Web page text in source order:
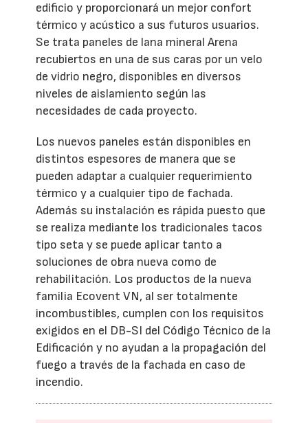
edificio y proporcionará un mejor confort
térmico y acústico a sus futuros usuarios.
Se trata paneles de lana mineral Arena
recubiertos en una de sus caras por un velo
de vidrio negro, disponibles en diversos
niveles de aislamiento según las
necesidades de cada proyecto.
Los nuevos paneles están disponibles en
distintos espesores de manera que se
pueden adaptar a cualquier requerimiento
térmico y a cualquier tipo de fachada.
Además su instalación es rápida puesto que
se realiza mediante los tradicionales tacos
tipo seta y se puede aplicar tanto a
soluciones de obra nueva como de
rehabilitación. Los productos de la nueva
familia Ecovent VN, al ser totalmente
incombustibles, cumplen con los requisitos
exigidos en el DB-SI del Código Técnico de la
Edificación y no ayudan a la propagación del
fuego a través de la fachada en caso de
incendio.